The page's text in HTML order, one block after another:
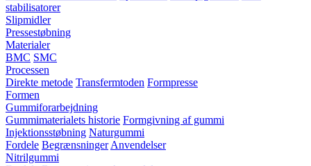
stabilisatorer
Slipmidler
Pressestøbning
Materialer
BMC SMC
Processen
Direkte metode Transfermtoden Formpresse
Formen
Gummiforarbejdning
Gummimaterialets historie Formgivning af gummi
Injektionsstøbning Naturgummi
Fordele Begrænsninger Anvendelser
Nitrilgummi